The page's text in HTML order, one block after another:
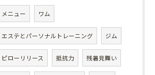
メニュー ワム
エステとパーソナルトレーニング ジム
ピローリリース 抵抗力 残暑見舞い